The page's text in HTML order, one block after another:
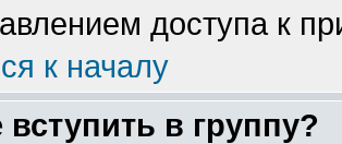
доступа к
к началу
вступить в группу?